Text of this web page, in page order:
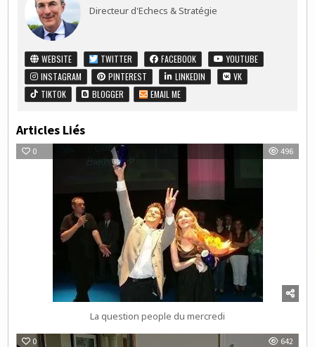
Directeur d'Echecs & Stratégie
WEBSITE TWITTER FACEBOOK
YOUTUBE
INSTAGRAM
PINTEREST LINKEDIN
VK
TIKTOK
BLOGGER EMAIL ME
Articles Liés
0 496
La question people du mercredi
0 642